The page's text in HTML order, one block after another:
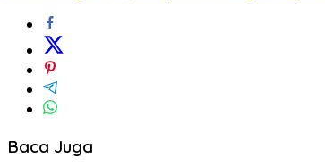
Baca Juga